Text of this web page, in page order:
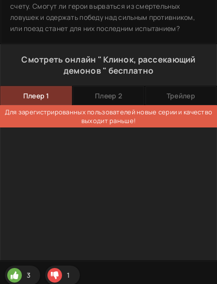
счету. Смогут ли герои вырваться из смертельных
ловушек и одержать победу над сильным противником,
или поезд станет для них последним испытанием?
Смотреть онлайн " Клинок, рассекающий
демонов " бесплатно
Плеер 1 Плеер 2 Трейлер
Для зарегистрированных пользователей новые серии и качество
выходит раньше!
3 1